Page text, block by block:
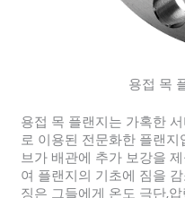
용접 목
용접 목 플랜지는 가혹한
로 이용된 전문화한 플랜
브가 배관에 추가 보강을
여 플랜지의 기초에 짐을
징은 그들에게 온도 극단,